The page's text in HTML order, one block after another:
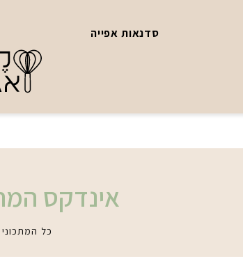
סדנאות אפייה
אינדקס
כל